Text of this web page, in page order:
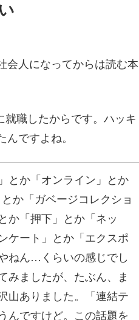
会人になってからは読む本
職したからです。ハッキ
ですよね。
とか「オンライン」とか
か「ガベージコレクショ
か「押下」とか「ネッ
ケート」とか「エクスポ
ねん…くらいの感じでし
みましたが、たぶん、ま
山ありました。「連結テ
んですけど。この話題を